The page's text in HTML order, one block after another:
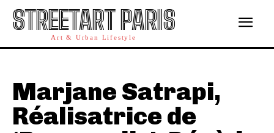
STREETART PARIS
Art & Urban Lifestyle
Marjane Satrapi,
Réalisatrice de